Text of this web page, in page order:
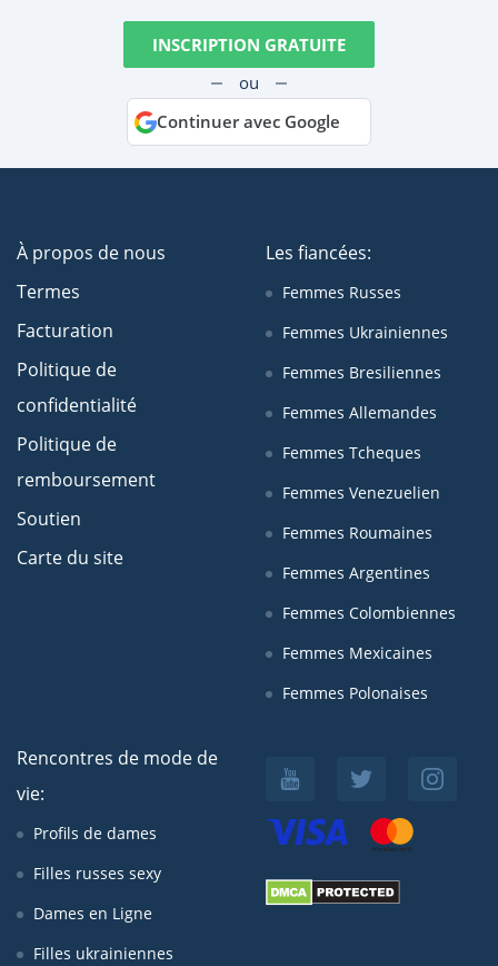
INSCRIPTION GRATUITE
ou
Continuer avec Google
À propos de nous
Termes
Facturation
Politique de
confidentialité
Politique de
remboursement
Soutien
Carte du site
Les fiancées:
Femmes Russes
Femmes Ukrainiennes
Femmes Bresiliennes
Femmes Allemandes
Femmes Tcheques
Femmes Venezuelien
Femmes Roumaines
Femmes Argentines
Femmes Colombiennes
Femmes Mexicaines
Femmes Polonaises
Rencontres de mode de
vie:
Profils de dames
Filles russes sexy
Dames en Ligne
Filles ukrainiennes